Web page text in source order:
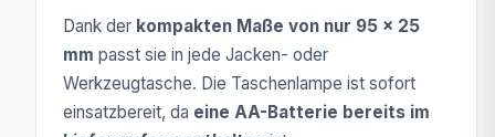
Dank der kompakten Maße von nur 95 × 25
mm passt sie in jede Jacken- oder
Werkzeugtasche. Die Taschenlampe ist sofort
einsatzbereit, da eine AA-Batterie bereits im